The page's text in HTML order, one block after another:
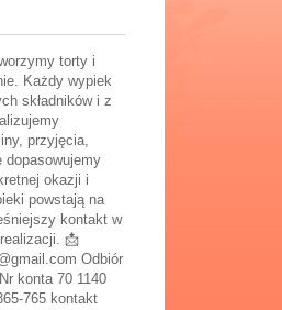
torty i
Każdy wypiek
składników i z
przyjęcia,
dopasowujemy
okazji i
powstają na
kontakt w
📩
Odbiór
konta 70 1140
765 kontakt